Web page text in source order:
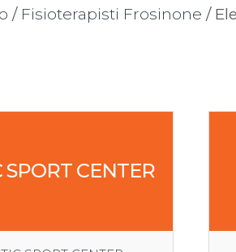
/ Fisioterapisti Frosinone /
SPORT CENTER